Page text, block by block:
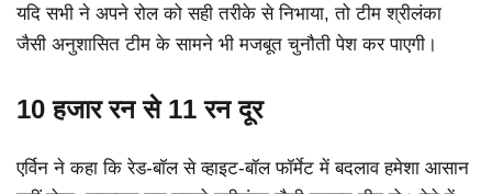
यदि सभी ने अपने रोल को सही तरीके से निभाया, तो टीम श्रीलंका
जैसी अनुशासित टीम के सामने भी मजबूत चुनौती पेश कर पाएगी।
10 हजार रन से 11 रन दूर
एर्विन ने कहा कि रेड-बॉल से व्हाइट-बॉल फॉर्मेट में बदलाव हमेशा आसान